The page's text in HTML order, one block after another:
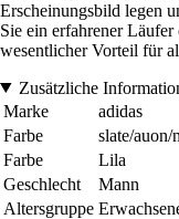
Erscheinungsbild legen
Sie ein erfahrener
wesentlicher Vorteil für
Zusätzliche
Marke
adidas
Farbe
slate/auon/
Farbe
Lila
Geschlecht
Mann
Altersgruppe